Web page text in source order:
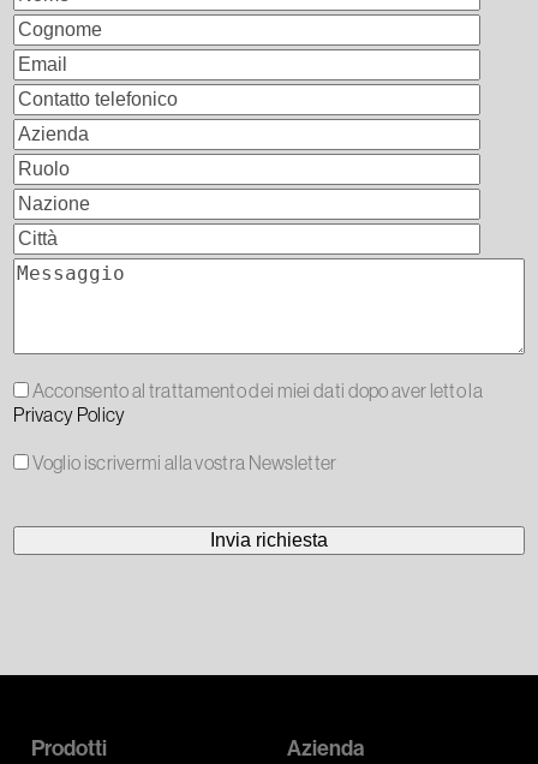
Acconsento al trattamento dei miei dati dopo aver letto la
Privacy Policy
Voglio iscrivermi alla vostra Newsletter
Prodotti Azienda